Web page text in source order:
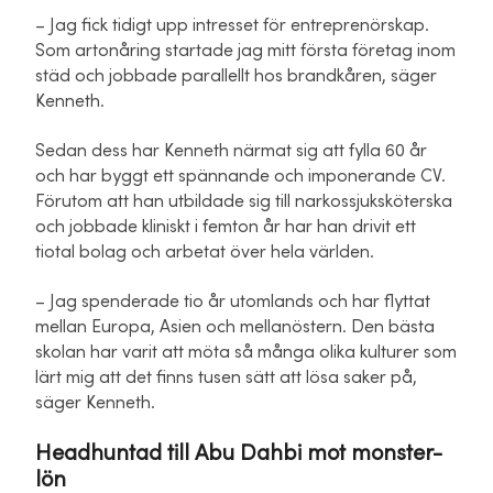
– Jag fick tidigt upp intresset för entreprenörskap.
Som artonåring startade jag mitt första företag inom
städ och jobbade parallellt hos brandkåren, säger
Kenneth.
Sedan dess har Kenneth närmat sig att fylla 60 år
och har byggt ett spännande och imponerande CV.
Förutom att han utbildade sig till narkossjuksköterska
och jobbade kliniskt i femton år har han drivit ett
tiotal bolag och arbetat över hela världen.
– Jag spenderade tio år utomlands och har flyttat
mellan Europa, Asien och mellanöstern. Den bästa
skolan har varit att möta så många olika kulturer som
lärt mig att det finns tusen sätt att lösa saker på,
säger Kenneth.
Headhuntad till Abu Dahbi mot monster-
lön